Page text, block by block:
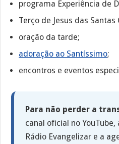
programa Experiência de
Terço de Jesus das Santas
oração da tarde;
adoração ao Santíssimo;
encontros e eventos
Para não perder a
canal oficial no YouTube,
Rádio Evangelizar e a